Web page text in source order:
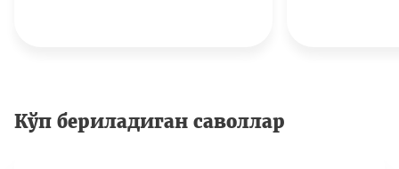
Кўп бериладиган саволлар